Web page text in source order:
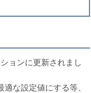
ョンに更新されまし
な設定値にする等、